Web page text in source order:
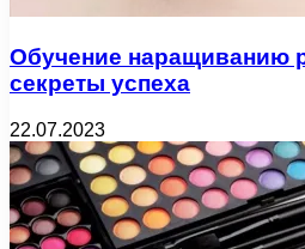
Обучение наращиванию
секреты успеха
22.07.2023